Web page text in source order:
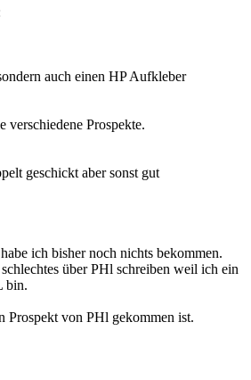
auch einen HP Aufkleber
verschiedene Prospekte.
geschickt aber sonst gut
ich bisher noch nichts bekommen.
über PHl schreiben weil ich ein
bin.
Prospekt von PHl gekommen ist.